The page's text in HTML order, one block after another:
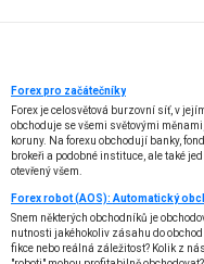
Forex pro začátečníky
Forex je celosvětová burzovní síť, v
obchoduje se všemi světovými
koruny. Na forexu obchodují banky,
brokeři a podobné instituce, ale také
otevřený všem.
Snem některých obchodníků je
nutnosti jakéhokoliv zásahu do
fikce nebo reálná záležitost? Kolik z